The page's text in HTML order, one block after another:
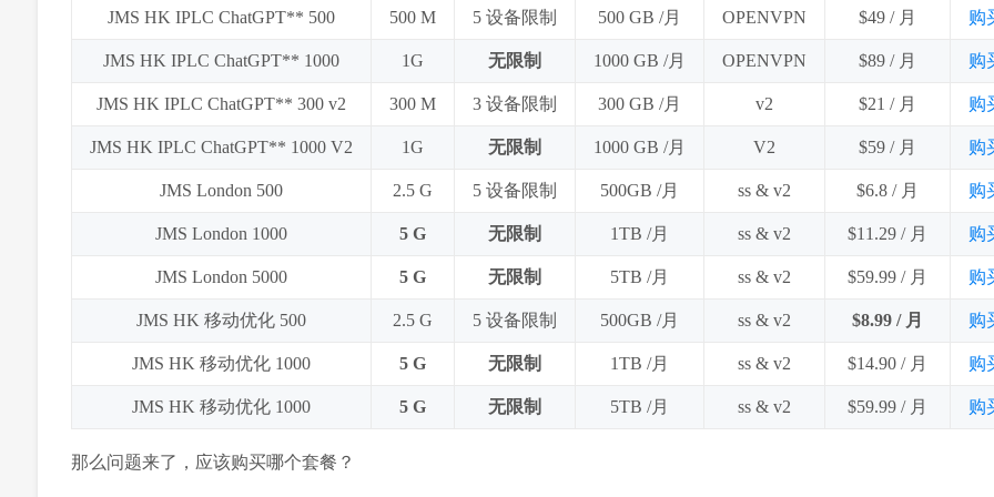
JMS HK IPLC ChatGPT** 500 500 M 5 设备限制 500 GB /月 OPENVPN $49 / 月 购
JMS HK IPLC ChatGPT** 1000 1G 无限制 1000 GB /月 OPENVPN $89 / 月 购
JMS HK IPLC ChatGPT** 300 v2 300 M 3 设备限制 300 GB /月 v2 $21 / 月 购
JMS HK IPLC ChatGPT** 1000 V2 1G 无限制 1000 GB /月 V2 $59 / 月 购
JMS London 500 2.5 G 5 设备限制 500GB /月 ss & v2 $6.8 / 月 购
JMS London 1000 5 G 无限制 1TB /月 ss & v2 $11.29 / 月 购
JMS London 5000 5 G 无限制 5TB /月 ss & v2 $59.99 / 月 购
JMS HK 移动优化 500 2.5 G 5 设备限制 500GB /月 ss & v2 $8.99 / 月 购
JMS HK 移动优化 1000 5 G 无限制 1TB /月 ss & v2 $14.90 / 月 购
JMS HK 移动优化 1000 5 G 无限制 5TB /月 ss & v2 $59.99 / 月 购
那么问题来了，应该购买哪个套餐？